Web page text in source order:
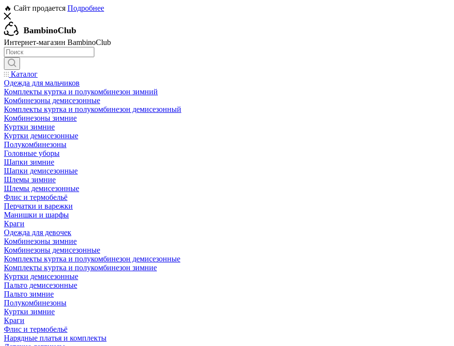
🔥 Сайт продается Подробнее
BambinoClub
Интернет-магазин BambinoClub
Каталог
Одежда для мальчиков
Комплекты куртка и полукомбинезон зимний
Комбинезоны демисезонные
Комплекты куртка и полукомбинезон демисезонный
Комбинезоны зимние
Куртки зимние
Куртки демисезонные
Полукомбинезоны
Головные уборы
Шапки зимние
Шапки демисезонные
Шлемы зимние
Шлемы демисезонные
Флис и термобельё
Перчатки и варежки
Манишки и шарфы
Краги
Одежда для девочек
Комбинезоны зимние
Комбинезоны демисезонные
Комплекты куртка и полукомбинезон демисезонные
Комплекты куртка и полукомбинезон зимние
Куртки демисезонные
Пальто демисезонные
Пальто зимние
Полукомбинезоны
Куртки зимние
Краги
Флис и термобельё
Нарядные платья и комплекты